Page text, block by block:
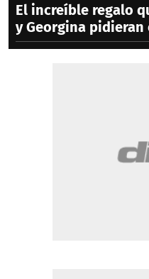
El increíble regalo
y Georgina pidieran